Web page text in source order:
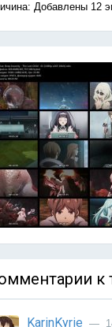
Добавлены 12
к
KarinKyrie — 14